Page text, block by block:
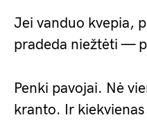
Jei vanduo kvepia,
pradeda niežtėti —
Penki pavojai. Nė
kranto. Ir